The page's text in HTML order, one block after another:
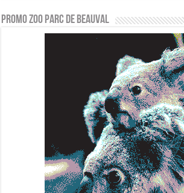
PROMO ZOO PARC DE BEAUVAL